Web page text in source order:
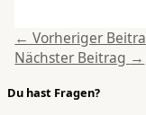
← Vorheriger
Nächster Beitrag →
Du hast Fragen?